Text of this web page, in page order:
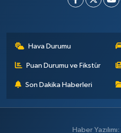
Hava Durumu
Puan Durumu ve Fikstür
Son Dakika Haberleri
Haber Yazılımı: